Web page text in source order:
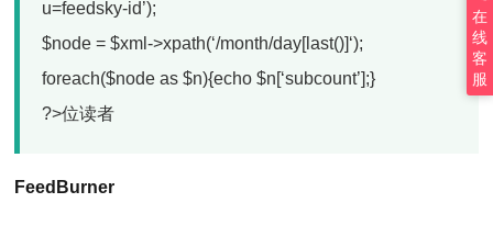
u=feedsky-id’);
$node = $xml->xpath(‘/month/day[last()]‘);
foreach($node as $n){echo $n[‘subcount’];}
?>位读者
FeedBurner
在
线
客
服